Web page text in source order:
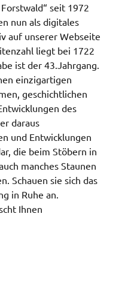
Forstwald“ seit 1972
nun als digitales
auf unserer Webseite
liegt bei 1722
ist der 43.Jahrgang.
einzigartigen
geschichtlichen
des
daraus
und Entwicklungen
die beim Stöbern in
manches Staunen
Schauen sie sich das
in Ruhe an.
Ihnen